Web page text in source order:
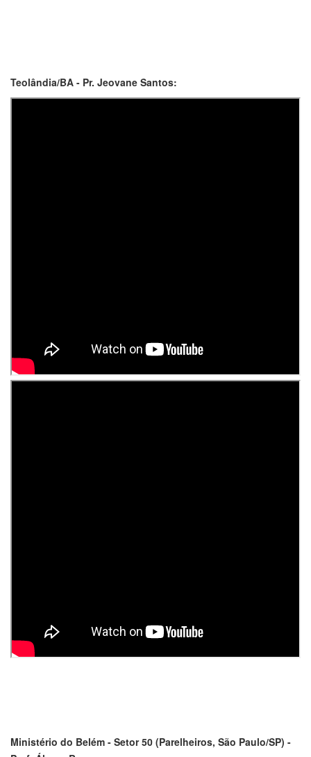
Teolândia/BA - Pr. Jeovane Santos:
Ministério do Belém - Setor 50 (Parelheiros, São Paulo/SP) -